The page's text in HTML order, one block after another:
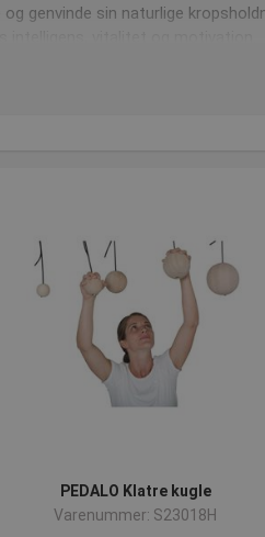
genvinde sin naturlige
PEDALO Klatre kugle
Varenummer: S23018H